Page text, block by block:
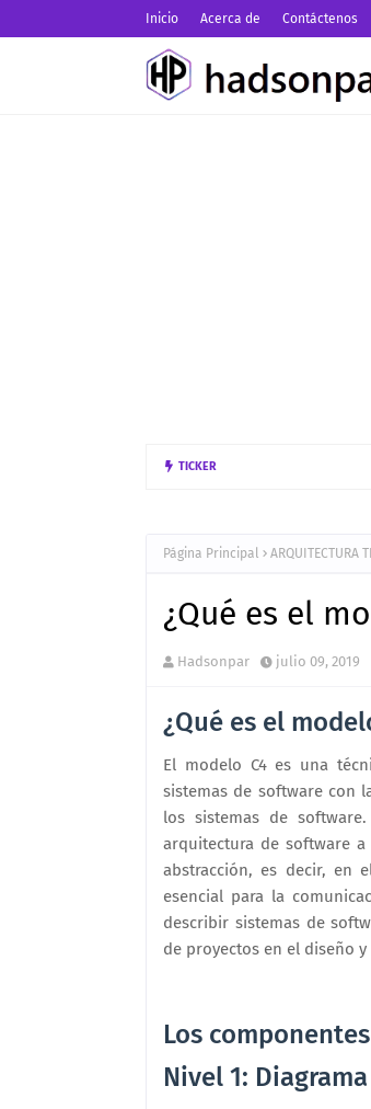
Inicio Acerca de Contáctenos
TICKER
Página Principal ARQUITECTURA TI
¿Qué es el
Hadsonpar julio 09, 2019
¿Qué es el
El modelo C4 es una
sistemas de software con
los sistemas de
arquitectura de software
abstracción, es decir, en
esencial para la
describir sistemas de
de proyectos en el diseño
Los
Nivel 1: